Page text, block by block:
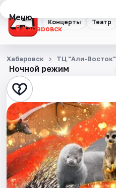
Концерты Театр
Меню
Хабаровск
Концерты
Театр
Стендап
Выставки
Экскурсии
Спорт
Ночной режим
Хабаровск ТЦ "Али-Восток"